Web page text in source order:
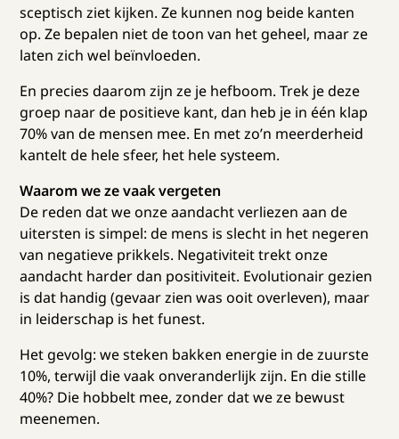
sceptisch ziet kijken. Ze kunnen nog beide kanten
op. Ze bepalen niet de toon van het geheel, maar ze
laten zich wel beïnvloeden.
En precies daarom zijn ze je hefboom. Trek je deze
groep naar de positieve kant, dan heb je in één klap
70% van de mensen mee. En met zo’n meerderheid
kantelt de hele sfeer, het hele systeem.
Waarom we ze vaak vergeten
De reden dat we onze aandacht verliezen aan de
uitersten is simpel: de mens is slecht in het negeren
van negatieve prikkels. Negativiteit trekt onze
aandacht harder dan positiviteit. Evolutionair gezien
is dat handig (gevaar zien was ooit overleven), maar
in leiderschap is het funest.
Het gevolg: we steken bakken energie in de zuurste
10%, terwijl die vaak onveranderlijk zijn. En die stille
40%? Die hobbelt mee, zonder dat we ze bewust
meenemen.